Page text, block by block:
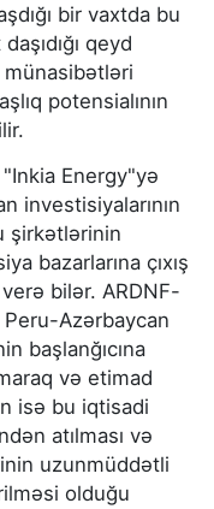
bir vaxtda bu
qeyd
münasibətləri
potensialının
Energy"yə
investisiyalarının
şirkətlərinin
bazarlarına çıxış
verə bilər. ARDNF-
Azərbaycan
başlanğıcına
və etimad
isə bu iqtisadi
atılması və
uzunmüddətli
olduğu